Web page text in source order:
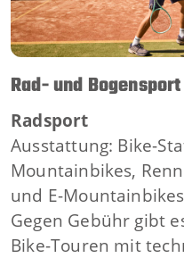
Rad- und Bogensport
Radsport
Ausstattung: Bike-
Mountainbikes,
und E-
Gegen Gebühr gibt
Bike-Touren mit